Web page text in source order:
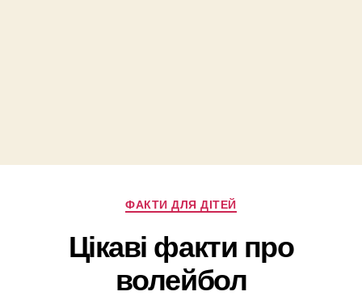
Категорії
ФАКТИ ДЛЯ ДІТЕЙ
Цікаві факти про
волейбол